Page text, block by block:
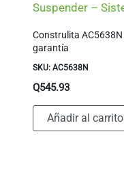
Suspender –
Construlita
garantía
SKU: AC5638N
Q545.93
Añadir al carrito